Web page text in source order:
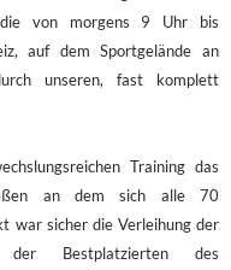
von morgens 9 Uhr bis
auf dem Sportgelände an
unseren, fast komplett
Training das
an dem sich alle 70
war sicher die Verleihung der
der Bestplatzierten des